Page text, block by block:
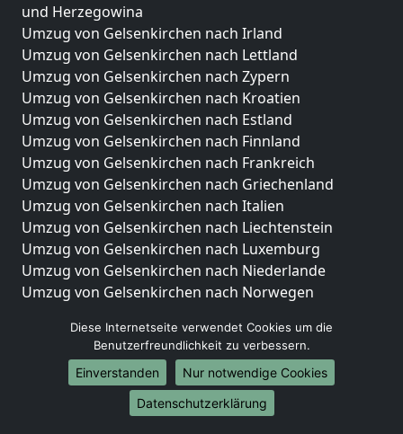
und Herzegowina
Umzug von Gelsenkirchen nach Irland
Umzug von Gelsenkirchen nach Lettland
Umzug von Gelsenkirchen nach Zypern
Umzug von Gelsenkirchen nach Kroatien
Umzug von Gelsenkirchen nach Estland
Umzug von Gelsenkirchen nach Finnland
Umzug von Gelsenkirchen nach Frankreich
Umzug von Gelsenkirchen nach Griechenland
Umzug von Gelsenkirchen nach Italien
Umzug von Gelsenkirchen nach Liechtenstein
Umzug von Gelsenkirchen nach Luxemburg
Umzug von Gelsenkirchen nach Niederlande
Umzug von Gelsenkirchen nach Norwegen
Umzüge-Deutschlandweit
Umzug von Gelsenkirchen nach Berlin
Umzug von Gelsenkirchen nach Hamburg
Umzug von Gelsenkirchen nach München
Umzug von Gelsenkirchen nach Köln
Diese Internetseite verwendet Cookies um die
Benutzerfreundlichkeit zu verbessern.
Einverstanden
Nur notwendige Cookies
Datenschutzerklärung